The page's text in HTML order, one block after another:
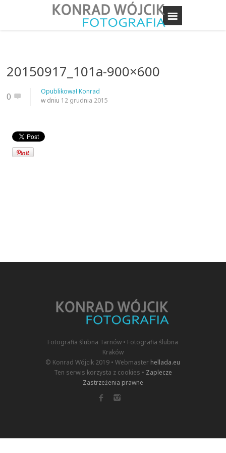
20150917_101a-900×600
0 OpublikowałKonrad
w dniu 12 grudnia 2015
Fotografia ślubna Tarnów • Fotografia ślubna
Kraków
© Konrad Wójcik 2019 • Webmaster hellada.eu
Ten serwis korzysta z cookies • Zaplecze
Zastrzeżenia prawne